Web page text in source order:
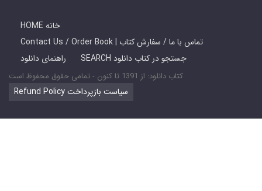
HOME خانه
Contact Us / Order Book | تماس با ما / سفارش کتاب
راهنمای دانلود
SEARCH جستجو در کتاب دانلود
کتاب دانلود: از 1391 تا کنون - تمامی حقوق محفوظ است
Refund Policy سیاست بازپرداخت